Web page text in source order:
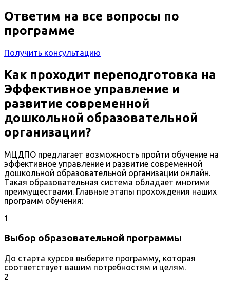
Ответим на все вопросы по
программе
Получить консультацию
Как проходит переподготовка на
Эффективное управление и
развитие современной
дошкольной образовательной
организации?
МЦДПО предлагает возможность пройти обучение на
эффективное управление и развитие современной
дошкольной образовательной организации онлайн.
Такая образовательная система обладает многими
преимуществами. Главные этапы прохождения наших
программ обучения:
1
Выбор образовательной программы
До старта курсов выберите программу, которая
соответствует вашим потребностям и целям.
2